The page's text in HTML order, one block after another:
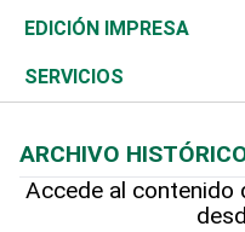
Caribe
Resto del mundo
Global y variable
Economía personal
Novedades
Podcast Arte Libre
Hablando con el pediatra
Olimpismo
Más deportes
Noticiero Poteleche
Columnistas
Más firmas
Martes de tecnología
Cambio climático
Deportes
Opinión
Hecho en casa
EDICIÓN IMPRESA
SERVICIOS
Cumpleaños
ARCHIVO
Accede al contenido